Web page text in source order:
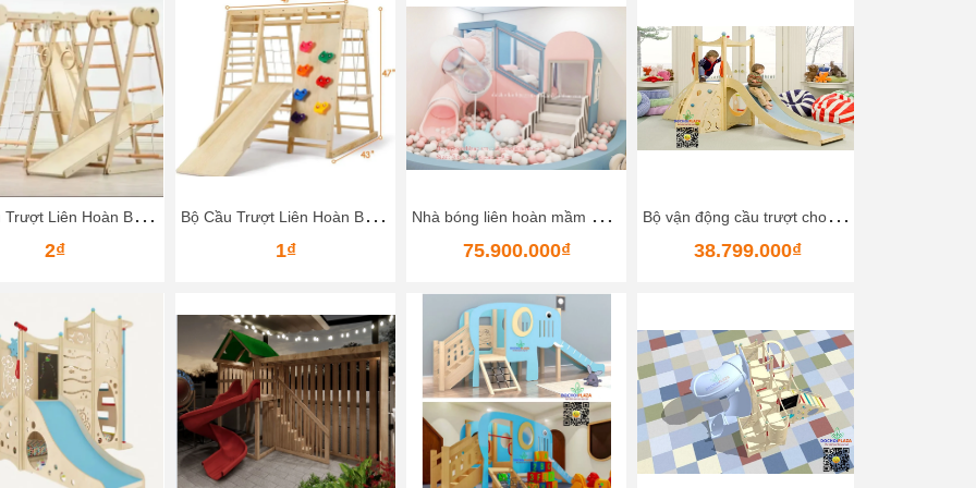
B
ộ Cầu Trượt Liên Hoàn Bằng Gỗ – Vận Động Leo Núi, Trượt Dốc Cho Bé
2₫
B
ộ Cầu Trượt Liên Hoàn Bằng Gỗ Cho Bé – Khu Vui Chơi Mini Ngay Tại Nhà
1₫
N
hà bóng liên hoàn mầm non 5
75.900.000₫
B
ộ vận động cầu trượt cho bé Bằng gỗ Size 300x150x170 Cm Happy Kids Wood Slide
38.799.000₫